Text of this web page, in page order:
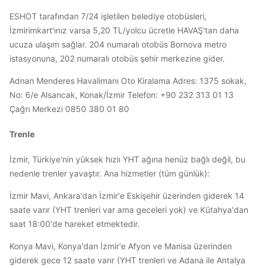
ESHOT tarafından 7/24 işletilen belediye otobüsleri,
İzmirimkart'ınız varsa 5,20 TL/yolcu ücretle HAVAŞ'tan daha
ucuza ulaşım sağlar. 204 numaralı otobüs Bornova metro
istasyonuna, 202 numaralı otobüs şehir merkezine gider.
Adnan Menderes Havalimanı Oto Kiralama Adres: 1375 sokak,
No: 6/e Alsancak, Konak/İzmir Telefon: +90 232 313 01 13
Çağrı Merkezi 0850 380 01 80
Trenle
İzmir, Türkiye'nin yüksek hızlı YHT ağına henüz bağlı değil, bu
nedenle trenler yavaştır. Ana hizmetler (tüm günlük):
İzmir Mavi, Ankara'dan İzmir'e Eskişehir üzerinden giderek 14
saate varır (YHT trenleri var ama geceleri yok) ve Kütahya'dan
saat 18:00'de hareket etmektedir.
Konya Mavi, Konya'dan İzmir'e Afyon ve Manisa üzerinden
giderek gece 12 saate varır (YHT trenleri ve Adana ile Antalya